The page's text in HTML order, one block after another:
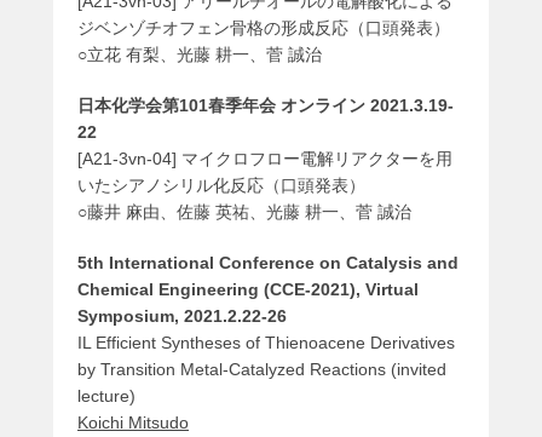
ジベンゾチオフェン骨格の形成反応（口頭発表）
○立花 有梨、光藤 耕一、菅 誠治
日本化学会第101春季年会 オンライン 2021.3.19-
22
[A21-3vn-04] マイクロフロー電解リアクターを用
いたシアノシリル化反応（口頭発表）
○藤井 麻由、佐藤 英祐、光藤 耕一、菅 誠治
5th International Conference on Catalysis and
Chemical Engineering (CCE-2021), Virtual
Symposium, 2021.2.22-26
IL Efficient Syntheses of Thienoacene Derivatives
by Transition Metal-Catalyzed Reactions (invited
lecture)
Koichi Mitsudo